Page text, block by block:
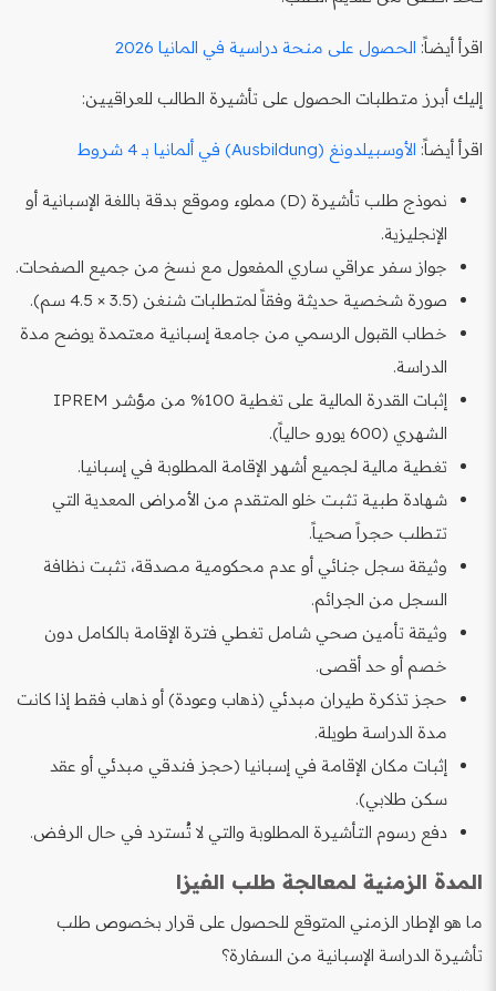
اقرأ أيضاً: الحصول على منحة دراسية في المانيا 2026
إليك أبرز متطلبات الحصول على تأشيرة الطالب للعراقيين:
اقرأ أيضاً: الأوسبيلدونغ (Ausbildung) في ألمانيا بـ 4 شروط
نموذج طلب تأشيرة (D) مملوء وموقع بدقة باللغة الإسبانية أو
الإنجليزية.
جواز سفر عراقي ساري المفعول مع نسخ من جميع الصفحات.
صورة شخصية حديثة وفقاً لمتطلبات شنغن (3.5 × 4.5 سم).
خطاب القبول الرسمي من جامعة إسبانية معتمدة يوضح مدة
الدراسة.
إثبات القدرة المالية على تغطية 100% من مؤشر IPREM
الشهري (600 يورو حالياً).
تغطية مالية لجميع أشهر الإقامة المطلوبة في إسبانيا.
شهادة طبية تثبت خلو المتقدم من الأمراض المعدية التي
تتطلب حجراً صحياً.
وثيقة سجل جنائي أو عدم محكومية مصدقة، تثبت نظافة
السجل من الجرائم.
وثيقة تأمين صحي شامل تغطي فترة الإقامة بالكامل دون
خصم أو حد أقصى.
حجز تذكرة طيران مبدئي (ذهاب وعودة) أو ذهاب فقط إذا كانت
مدة الدراسة طويلة.
إثبات مكان الإقامة في إسبانيا (حجز فندقي مبدئي أو عقد
سكن طلابي).
دفع رسوم التأشيرة المطلوبة والتي لا تُسترد في حال الرفض.
المدة الزمنية لمعالجة طلب الفيزا
ما هو الإطار الزمني المتوقع للحصول على قرار بخصوص طلب
تأشيرة الدراسة الإسبانية من السفارة؟